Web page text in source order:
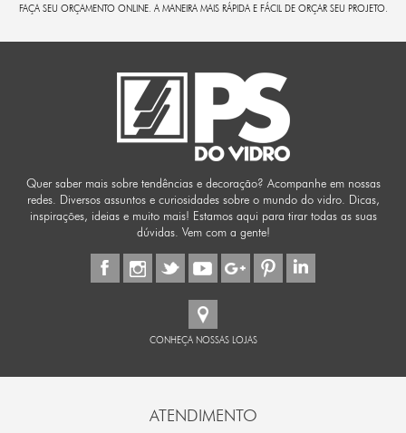
FAÇA SEU ORÇAMENTO ONLINE. A MANEIRA MAIS RÁPIDA E FÁCIL DE ORÇAR SEU PROJETO.
Quer saber mais sobre tendências e decoração? Acompanhe em nossas
redes. Diversos assuntos e curiosidades sobre o mundo do vidro. Dicas,
inspirações, ideias e muito mais! Estamos aqui para tirar todas as suas
dúvidas. Vem com a gente!
CONHEÇA NOSSAS LOJAS
ATENDIMENTO